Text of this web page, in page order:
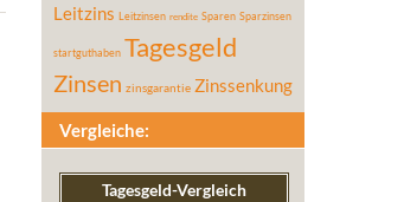
Leitzins Leitzinsen rendite Sparen Sparzinsen
startguthaben Tagesgeld
Zinsen zinsgarantie Zinssenkung
Vergleiche:
Tagesgeld-Vergleich